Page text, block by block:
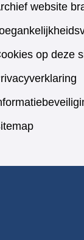
website
op deze